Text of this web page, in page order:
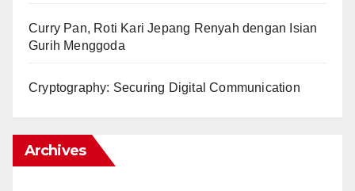
Curry Pan, Roti Kari Jepang Renyah dengan Isian
Gurih Menggoda
Cryptography: Securing Digital Communication
Archives